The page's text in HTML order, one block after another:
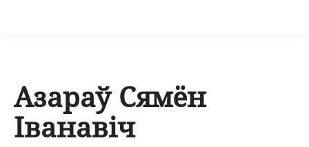
Азараў Сямён
Іванавіч